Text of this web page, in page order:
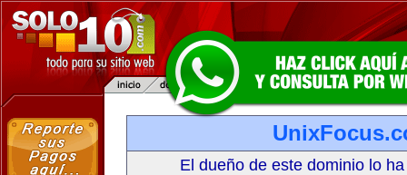
El dueño de este dominio lo